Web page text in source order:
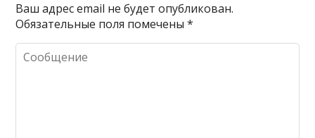
Ваш адрес email не будет опубликован.
Обязательные поля помечены*